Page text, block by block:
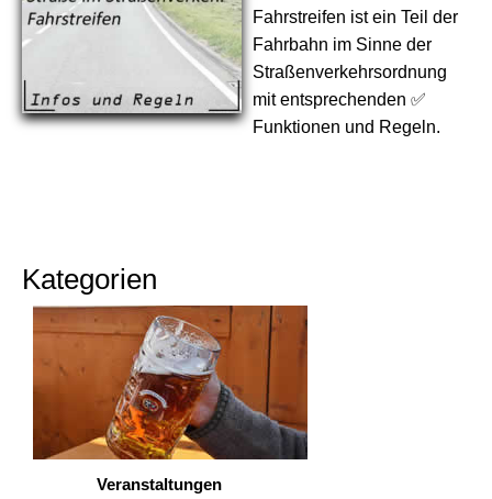
Fahrstreifen ist ein Teil der
Fahrbahn im Sinne der
Straßenverkehrsordnung
mit entsprechenden ✅
Funktionen und Regeln.
Kategorien
Veranstaltungen